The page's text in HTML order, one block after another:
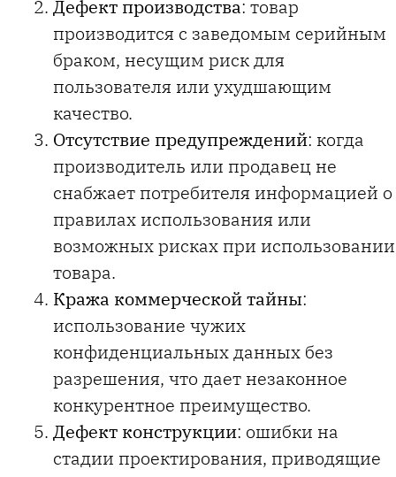
Дефект производства: товар
производится с заведомым серийным
браком, несущим риск для
пользователя или ухудшающим
качество.
Отсутствие предупреждений: когда
производитель или продавец не
снабжает потребителя информацией о
правилах использования или
возможных рисках при использовании
товара.
Кража коммерческой тайны:
использование чужих
конфиденциальных данных без
разрешения, что дает незаконное
конкурентное преимущество.
Дефект конструкции: ошибки на
стадии проектирования, приводящие